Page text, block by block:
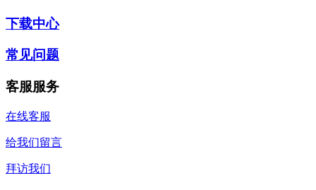
下载中心
常见问题
客服服务
在线客服
给我们留言
拜访我们